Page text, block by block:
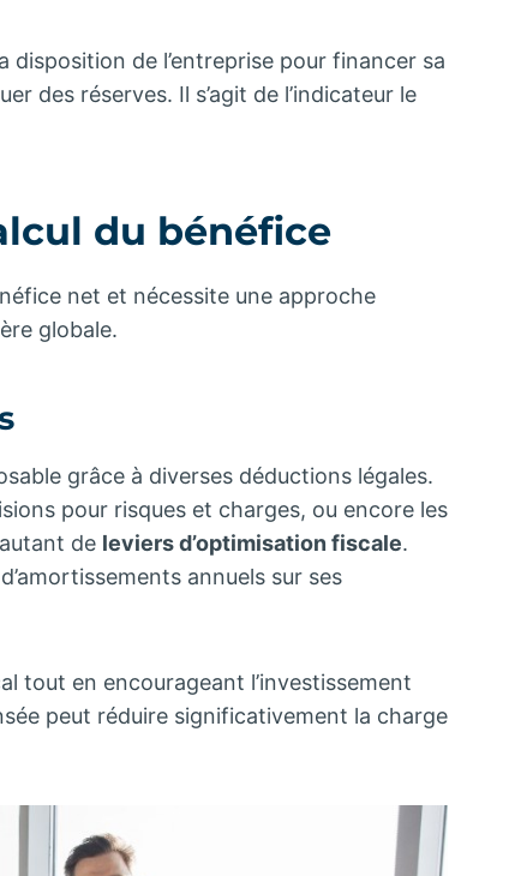
de l’entreprise pour financer sa
des réserves. Il s’agit de l’indicateur le
du bénéfice
net et nécessite une approche
globale.
grâce à diverses déductions légales.
pour risques et charges, ou encore les
de leviers d’optimisation fiscale.
annuels sur ses
tout en encourageant l’investissement
peut réduire significativement la charge